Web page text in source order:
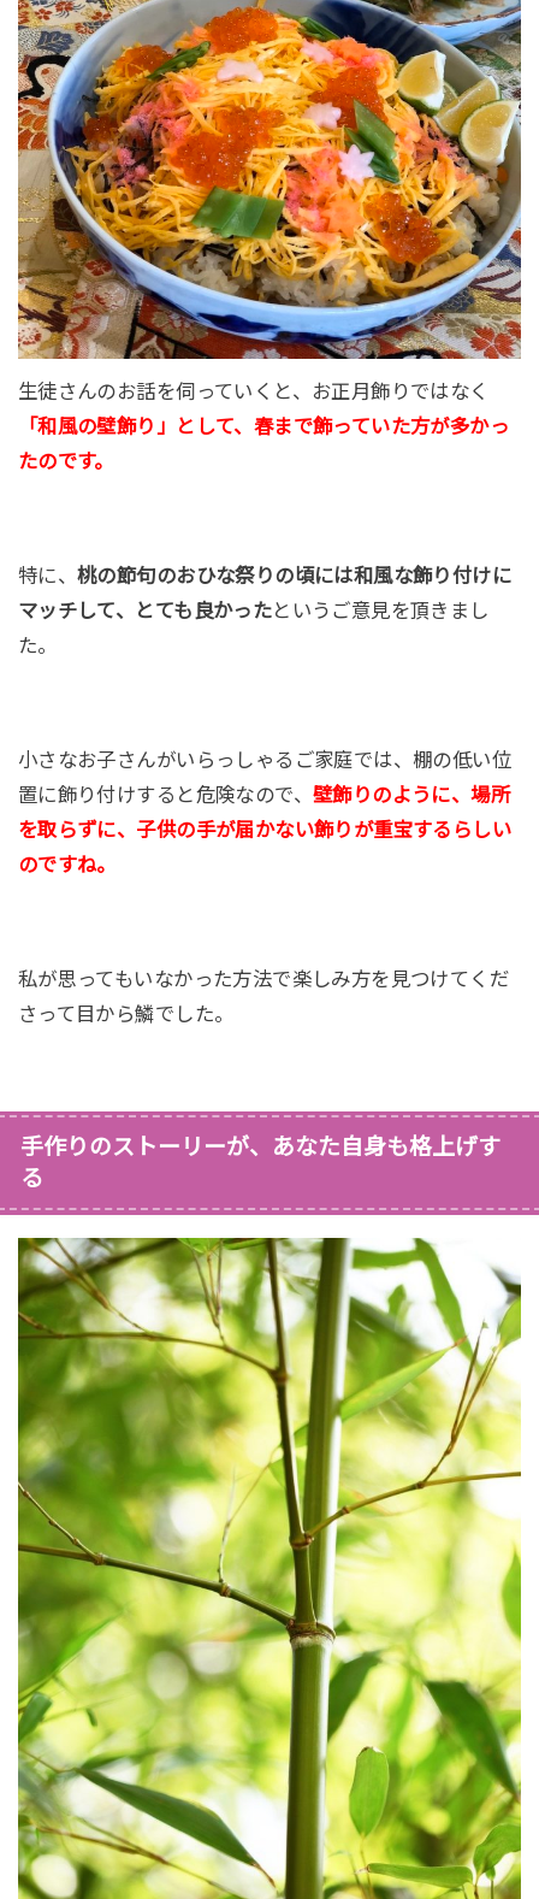
生徒さんのお話を伺っていくと、お正月飾りではなく
「和風の壁飾り」として、春まで飾っていた方が多かっ
たのです。
特に、桃の節句のおひな祭りの頃には和風な飾り付けに
マッチして、とても良かったというご意見を頂きまし
た。
小さなお子さんがいらっしゃるご家庭では、棚の低い位
置に飾り付けすると危険なので、壁飾りのように、場所
を取らずに、子供の手が届かない飾りが重宝するらしい
のですね。
私が思ってもいなかった方法で楽しみ方を見つけてくだ
さって目から鱗でした。
手作りのストーリーが、あなた自身も格上げす
る